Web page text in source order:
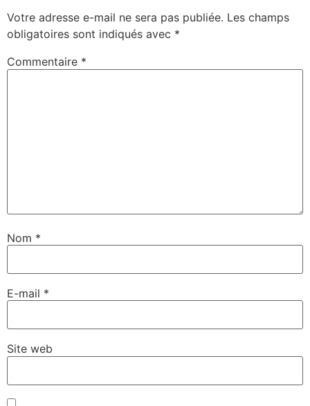
Votre adresse e-mail ne sera pas publiée. Les champs
obligatoires sont indiqués avec *
Commentaire *
Nom *
E-mail *
Site web